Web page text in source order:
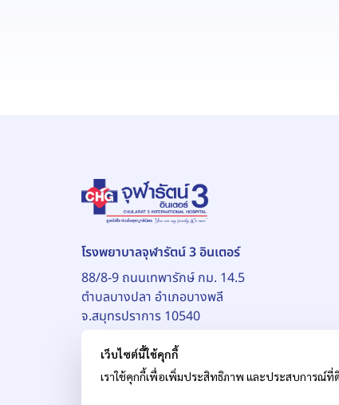
โรงพยาบาลจุฬารัตน์ 3 อินเตอร์
88/8-9 ถนนเทพารักษ์ กม. 14.5
ตำบลบางปลา อำเภอบางพลี
จ.สมุทรปราการ 10540
เว็บไซต์นี้ใช้คุกกี้
เราใช้คุกกี้เพื่อเพิ่มประสิทธิภาพ และประสบการณ์ที่